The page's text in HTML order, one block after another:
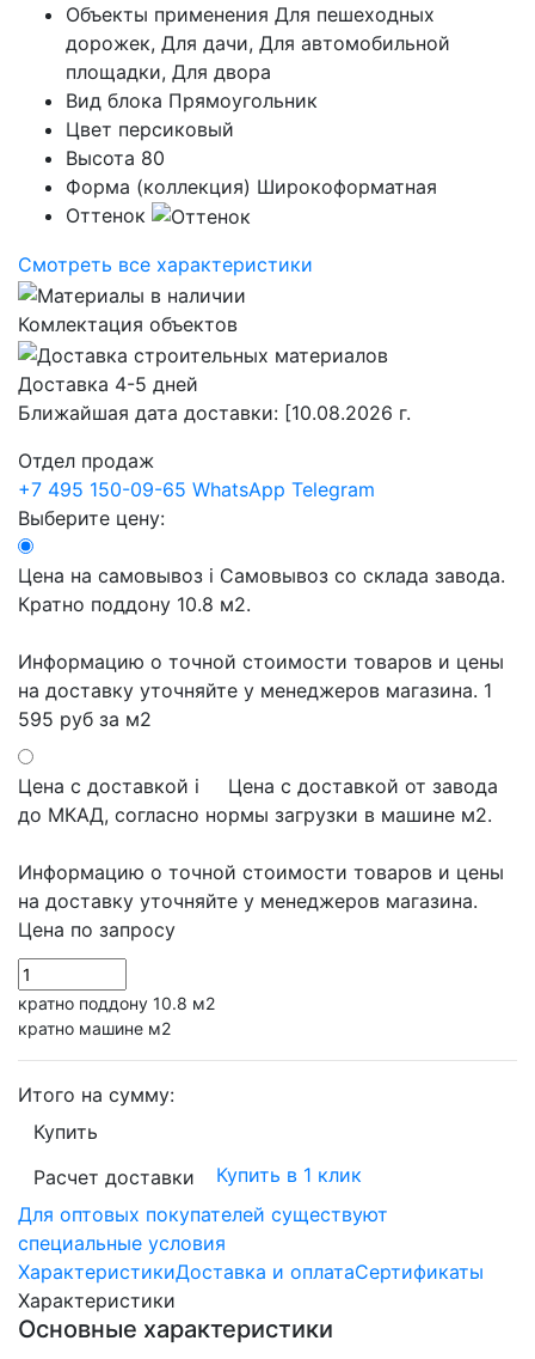
Объекты применения Для пешеходных
дорожек, Для дачи, Для автомобильной
площадки, Для двора
Вид блока Прямоугольник
Цвет персиковый
Высота 80
Форма (коллекция) Широкоформатная
Оттенок
Смотреть все характеристики
Комлектация объектов
Доставка 4-5 дней
Ближайшая дата доставки: [10.08.2026 г.
Отдел продаж
+7 495 150-09-65 WhatsApp Telegram
Выберите цену:
Цена на самовывоз i Самовывоз со склада завода.
Кратно поддону 10.8 м2.
Информацию о точной стоимости товаров и цены
на доставку уточняйте у менеджеров магазина. 1
595 руб за м2
Цена с доставкой i
Цена с доставкой от завода
до МКАД, согласно нормы загрузки в машине м2.
Информацию о точной стоимости товаров и цены
на доставку уточняйте у менеджеров магазина.
Цена по запросу
кратно поддону 10.8 м2
кратно машине м2
Итого на сумму:
Купить
Расчет доставки
Купить в 1 клик
Для оптовых покупателей существуют
специальные условия
ХарактеристикиДоставка и оплатаСертификаты
Характеристики
Основные характеристики